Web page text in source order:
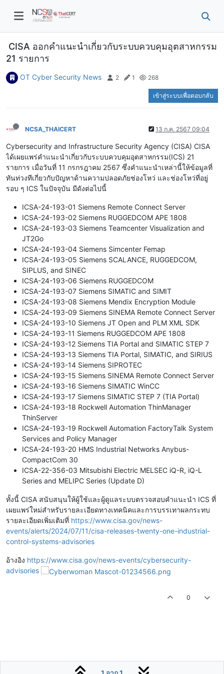
CISA ออกคำแนะนำเกี่ยวกับระบบควบคุมอุตสาหกรรม
21 รายการ
OT Cyber Security News 2 1 268
เข้าสู่ระบบเพื่อตอบกลับ
NCSA_THAICERT 13 ก.ค. 2567 09:04
Cybersecurity and Infrastructure Security Agency (CISA) CISA
ได้เผยแพร่คำแนะนำเกี่ยวกับระบบควบคุมอุตสาหกรรม(ICS) 21
รายการ เมื่อวันที่ 11 กรกรฎาคม 2567 ซึ่งคำแนะนำเหล่านี้ให้ข้อมูลที่
ทันท่วงทีเกี่ยวกับปัญหาด้านความปลอดภัยช่องโหว่ และช่องโหว่ที่อยู่
รอบ ๆ ICS ในปัจจุบัน มีดังต่อไปนี้
ICSA-24-193-01 Siemens Remote Connect Server
ICSA-24-193-02 Siemens RUGGEDCOM APE 1808
ICSA-24-193-03 Siemens Teamcenter Visualization and
JT2Go
ICSA-24-193-04 Siemens Simcenter Femap
ICSA-24-193-05 Siemens SCALANCE, RUGGEDCOM,
SIPLUS, and SINEC
ICSA-24-193-06 Siemens RUGGEDCOM
ICSA-24-193-07 Siemens SIMATIC and SIMIT
ICSA-24-193-08 Siemens Mendix Encryption Module
ICSA-24-193-09 Siemens SINEMA Remote Connect Server
ICSA-24-193-10 Siemens JT Open and PLM XML SDK
ICSA-24-193-11 Siemens RUGGEDCOM APE 1808
ICSA-24-193-12 Siemens TIA Portal and SIMATIC STEP 7
ICSA-24-193-13 Siemens TIA Portal, SIMATIC, and SIRIUS
ICSA-24-193-14 Siemens SIPROTEC
ICSA-24-193-15 Siemens SINEMA Remote Connect Server
ICSA-24-193-16 Siemens SIMATIC WinCC
ICSA-24-193-17 Siemens SIMATIC STEP 7 (TIA Portal)
ICSA-24-193-18 Rockwell Automation ThinManager
ThinServer
ICSA-24-193-19 Rockwell Automation FactoryTalk System
Services and Policy Manager
ICSA-24-193-20 HMS Industrial Networks Anybus-
CompactCom 30
ICSA-22-356-03 Mitsubishi Electric MELSEC iQ-R, iQ-L
Series and MELIPC Series (Update D)
ทั้งนี้ CISA สนับสนุนให้ผู้ใช้และผู้ดูแลระบบตรวจสอบคำแนะนำ ICS ที่
เผยแพร่ใหม่สำหรับรายละเอียดทางเทคนิคและการบรรเทาผลกระทบ
รายละเอียดเพิ่มเติมที่ https://www.cisa.gov/news-
events/alerts/2024/07/11/cisa-releases-twenty-one-industrial-
control-systems-advisories
อ้างอิง https://www.cisa.gov/news-events/cybersecurity-
advisories
0